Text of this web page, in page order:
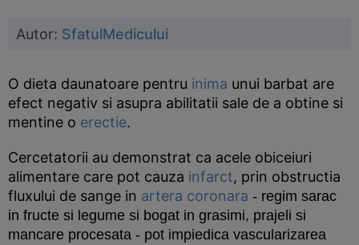
Autor: SfatulMedicului
O dieta daunatoare pentru inima unui barbat are
efect negativ si asupra abilitatii sale de a obtine si
mentine o erectie.
Cercetatorii au demonstrat ca acele obiceiuri
alimentare care pot cauza infarct, prin obstructia
fluxului de sange in artera coronara - regim sarac
in fructe si legume si bogat in grasimi, prajeli si
mancare procesata - pot impiedica vascularizarea